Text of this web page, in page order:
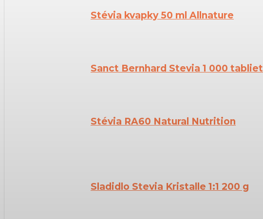
Stévia kvapky 50 ml Allnature
Sanct Bernhard Stevia 1 000 tabliet
Stévia RA60 Natural Nutrition
Sladidlo Stevia Kristalle 1:1 200 g